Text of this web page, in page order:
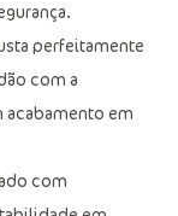
garantir que as
perfeitamente
com a
em